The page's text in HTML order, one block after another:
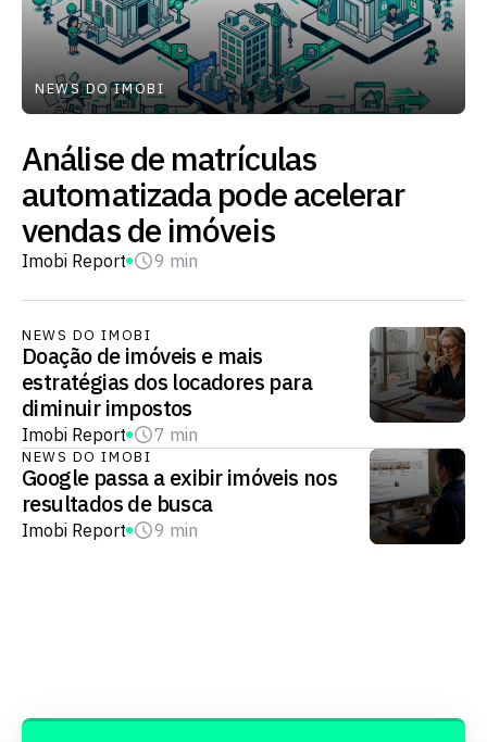
NEWS DO IMOBI
Análise de matrículas
automatizada pode acelerar
vendas de imóveis
Imobi Report 9 min
NEWS DO IMOBI
Doação de imóveis e mais
estratégias dos locadores para
diminuir impostos
Imobi Report 7 min
NEWS DO IMOBI
Google passa a exibir imóveis nos
resultados de busca
Imobi Report 9 min